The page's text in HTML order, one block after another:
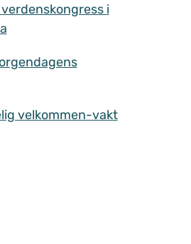
verdenskongress i
velkommen-vakt